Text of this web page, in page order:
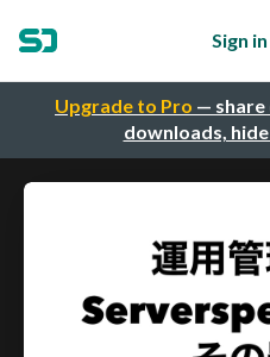
Upgrade to Pro —
downloads,
Sign in